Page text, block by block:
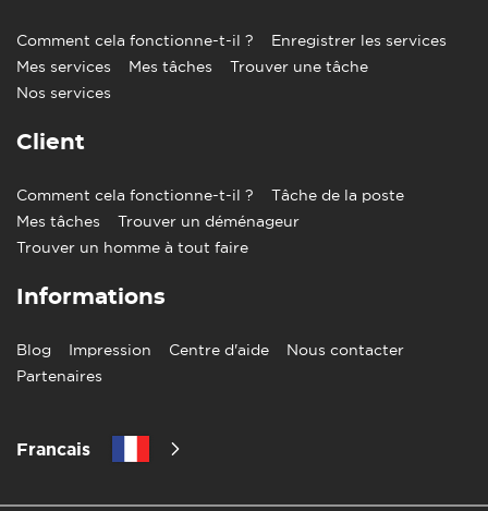
Comment cela fonctionne-t-il ?
Enregistrer les services
Mes services
Mes tâches
Trouver une tâche
Nos services
Client
Comment cela fonctionne-t-il ?
Tâche de la poste
Mes tâches
Trouver un déménageur
Trouver un homme à tout faire
Informations
Blog Impression Centre d'aide
Nous contacter
Partenaires
Francais